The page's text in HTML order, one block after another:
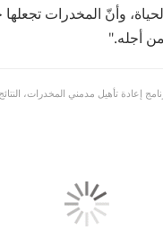
وأنّ المخدرات
أجله."
إعادة تأهيل مدمني المخدرات،